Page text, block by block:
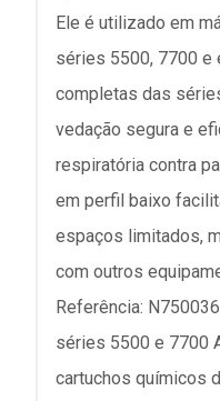
Ele é utilizado em
séries 5500, 7700 e
completas das
vedação segura e
respiratória contra
em perfil baixo
espaços limitados,
com outros
Referência:
séries 5500 e 7700
cartuchos químicos